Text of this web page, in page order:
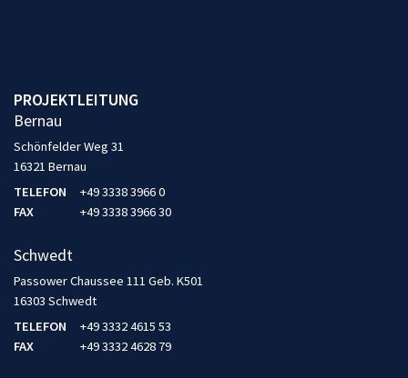
PROJEKTLEITUNG
Bernau
Schönfelder Weg 31
16321 Bernau
TELEFON
+49 3338 3966 0
FAX
+49 3338 3966 30
Schwedt
Passower Chaussee 111 Geb. K501
16303 Schwedt
TELEFON
+49 3332 4615 53
FAX
+49 3332 4628 79